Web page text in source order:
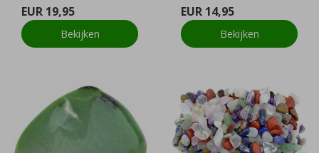
EUR 19,95
Bekijken
EUR 14,95
Bekijken